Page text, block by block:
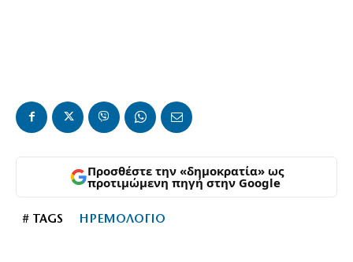
Προσθέστε την «δημοκρατία» ως
προτιμώμενη πηγή στην Google
# TAGS ΗΡΕΜΟΛΟΓΙΟ